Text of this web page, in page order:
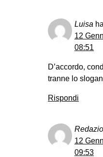
Luisa
12
08:51
D’accordo,
tranne lo
Rispondi
12
09:53